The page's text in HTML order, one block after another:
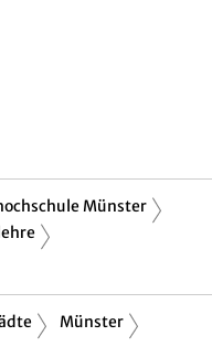
Münster
Münster